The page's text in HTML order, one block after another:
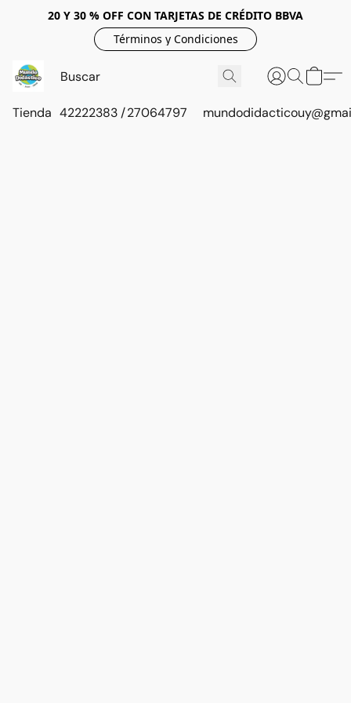
20 Y 30 % OFF CON TARJETAS DE CRÉDITO BBVA
Términos y Condiciones
Tienda 42222383 / 27064797